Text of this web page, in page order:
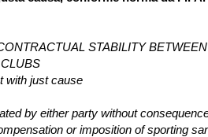
STABILITY BETWEEN
with just cause
by either party without
or imposition of sporting